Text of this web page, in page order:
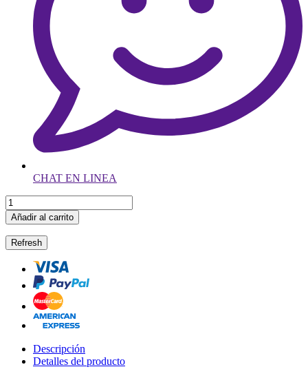
CHAT EN LINEA
Añadir al carrito
Descripción
Detalles del producto